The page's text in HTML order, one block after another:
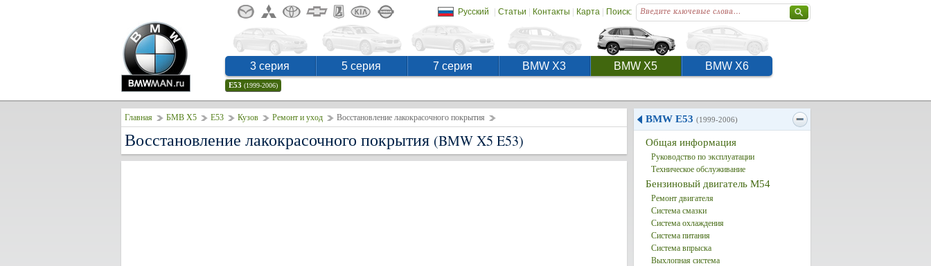
Русский | Статьи | Контакты | Карта| Поиск:
3 серия 5 серия 7 серия BMW X3 BMW X5 BMW X6
E53 (1999-2006)
Главная БМВ Х5 E53 Кузов Ремонт и уход Восстановление лакокрасочного покрытия
Восстановление лакокрасочного покрытия (BMW X5 E53)
BMW E53 (1999-2006)
Общая информация
Руководство по эксплуатации
Техническое обслуживание
Бензиновый двигатель M54
Ремонт двигателя
Система смазки
Система охлаждения
Система питания
Система впрыска
Выхлопная система